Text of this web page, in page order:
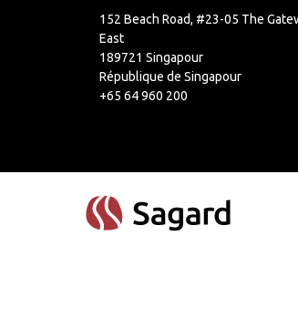
152 Beach Road, #23-05 The
East
189721 Singapour
République de Singapour
+65 64 960 200